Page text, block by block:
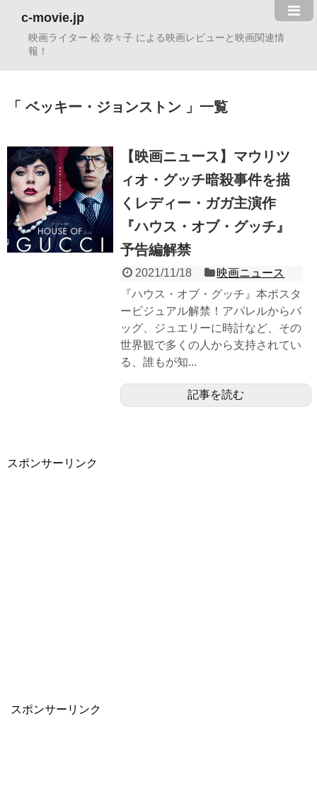
c-movie.jp
映画ライター 松 弥々子 による映画レビューと映画関連情
報！
ベッキー・ジョンストン 一覧
【映画ニュース】マウリツ
ィオ・グッチ暗殺事件を描
くレディー・ガガ主演作
『ハウス・オブ・グッチ』
予告編解禁
2021/11/18
映画ニュース
『ハウス・オブ・グッチ』本ポスタ
ービジュアル解禁！アパレルからバ
ッグ、ジュエリーに時計など、その
世界観で多くの人から支持されてい
る、誰もが知...
記事を読む
スポンサーリンク
スポンサーリンク